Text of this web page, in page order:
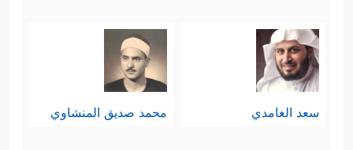
سعد الغامدي محمد صديق المنشاوي